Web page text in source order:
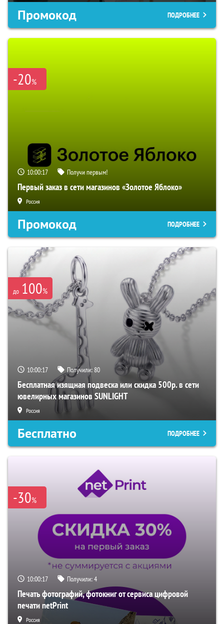
Промокод ПОДРОБНЕЕ
-20%
10:00:16 Получи первым!
Первый заказ в сети магазинов «Золотое Яблоко»
Россия
Промокод ПОДРОБНЕЕ
до 100%
10:00:16 Получили:80
Бесплатная изящная подвеска или скидка 500р. в сети
ювелирных магазинов SUNLIGHT
Россия
Бесплатно ПОДРОБНЕЕ
-30%
10:00:16 Получили:4
Печать фотографий, фотокниг от сервиса цифровой
печати netPrint
Россия